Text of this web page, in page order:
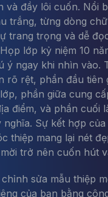
và đầy lôi cuốn. Nổi
trắng, từng dòng
trang trọng và dễ
lớp kỷ niệm 10
ý ngay khi nhìn vào.
rõ rệt, phần đầu tiên
phần giữa cung
điểm, và phần cuối
nghĩa. Sự kết hợp
thiệp mang lại nét
trở nên cuốn hút
sửa mẫu thiệp
của bạn bằng